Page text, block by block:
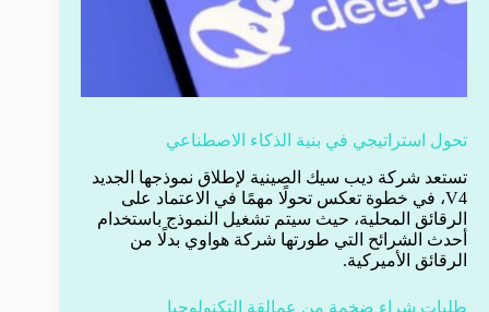
تحول استراتيجي في بنية الذكاء الاصطناعي
تستعد شركة ديب سيك الصينية لإطلاق نموذجها الجديد
V4، في خطوة تعكس تحولًا مهمًا في الاعتماد على
الرقائق المحلية، حيث سيتم تشغيل النموذج باستخدام
أحدث الشرائح التي طورتها شركة هواوي بدلًا من
الرقائق الأميركية.
طلبات شراء ضخمة من عمالقة التكنولوجيا